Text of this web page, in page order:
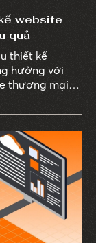
website
quả
thiết kế
hưởng với
thương mại